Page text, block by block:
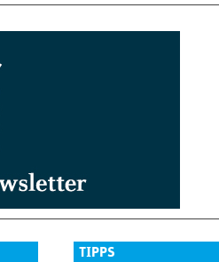
TIPPS